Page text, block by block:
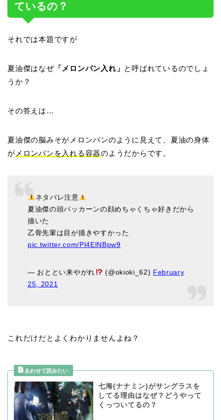
ているの？
それでは本題ですが
夏油傑はなぜ「メロンパン入れ」 と呼ばれているのでしょ
うか？
その答えは…
夏油傑の脳みそがメロンパンのように見えて、夏油の身体
が メロンパンを入れる容器のようだからです。
ネタバレ注意
夏油傑の頭パッカーンの顔めちゃくちゃ好きだから
描いた
乙骨先輩は目が描きやすかった
pic.twitter.com/Pl4ElNBpw9
— おととい来やがれ (@okioki_62) February
25, 2021
これだけだとよくわかりませんよね？
七海(ナナミン)がサングラスを
してる理由はなぜ？どうやって
くっついてるの？